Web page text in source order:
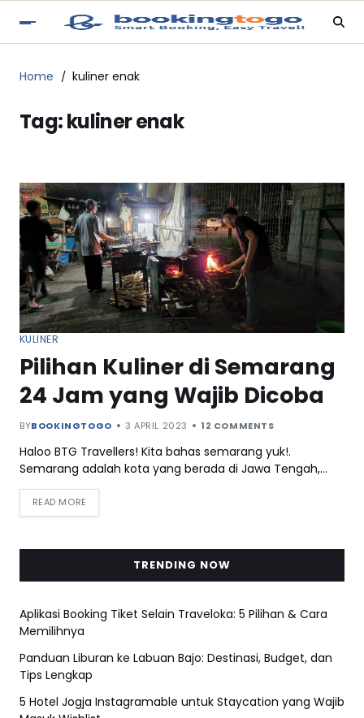
Home kuliner enak
Tag:kuliner enak
KULINER
Pilihan Kuliner di Semarang
24 Jam yang Wajib Dicoba
BYBOOKINGTOGO 3 APRIL 2023 12 COMMENTS
Haloo BTG Travellers! Kita bahas semarang yuk!.
Semarang adalah kota yang berada di Jawa Tengah,…
READ MORE
TRENDING NOW
Aplikasi Booking Tiket Selain Traveloka: 5 Pilihan & Cara
Memilihnya
Panduan Liburan ke Labuan Bajo: Destinasi, Budget, dan
Tips Lengkap
5 Hotel Jogja Instagramable untuk Staycation yang Wajib